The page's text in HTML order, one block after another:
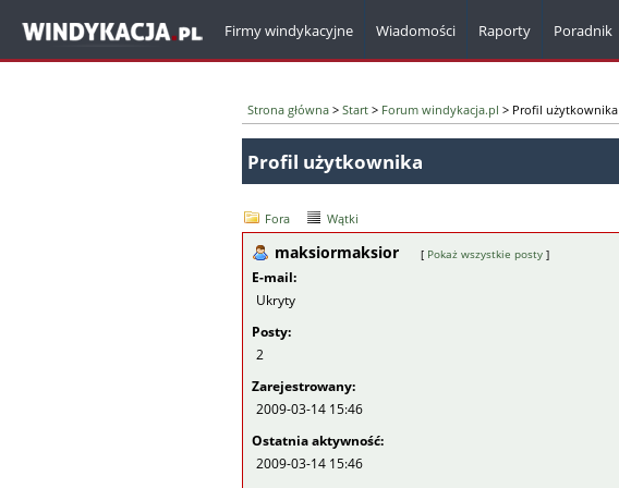
Firmy windykacyjne Wiadomości Raporty Poradnik
Strona główna > Start > Forum windykacja.pl > Profil użytkownika
Profil użytkownika
Fora Wątki
maksiormaksior [ Pokaż wszystkie posty ]
E-mail:
Ukryty
Posty:
2
Zarejestrowany:
2009-03-14 15:46
Ostatnia aktywność:
2009-03-14 15:46